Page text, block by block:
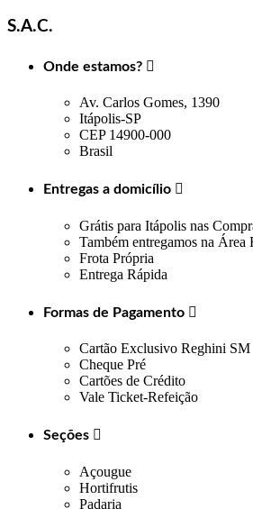
S.A.C.
Onde estamos?
Av. Carlos Gomes, 1390
Itápolis-SP
CEP 14900-000
Brasil
Entregas a domicílio 
Grátis para Itápolis nas
Também entregamos na Área
Frota Própria
Entrega Rápida
Formas de Pagamento
Cartão Exclusivo Reghini SM
Cheque Pré
Cartões de Crédito
Vale Ticket-Refeição
Seções 
Açougue
Hortifrutis
Padaria